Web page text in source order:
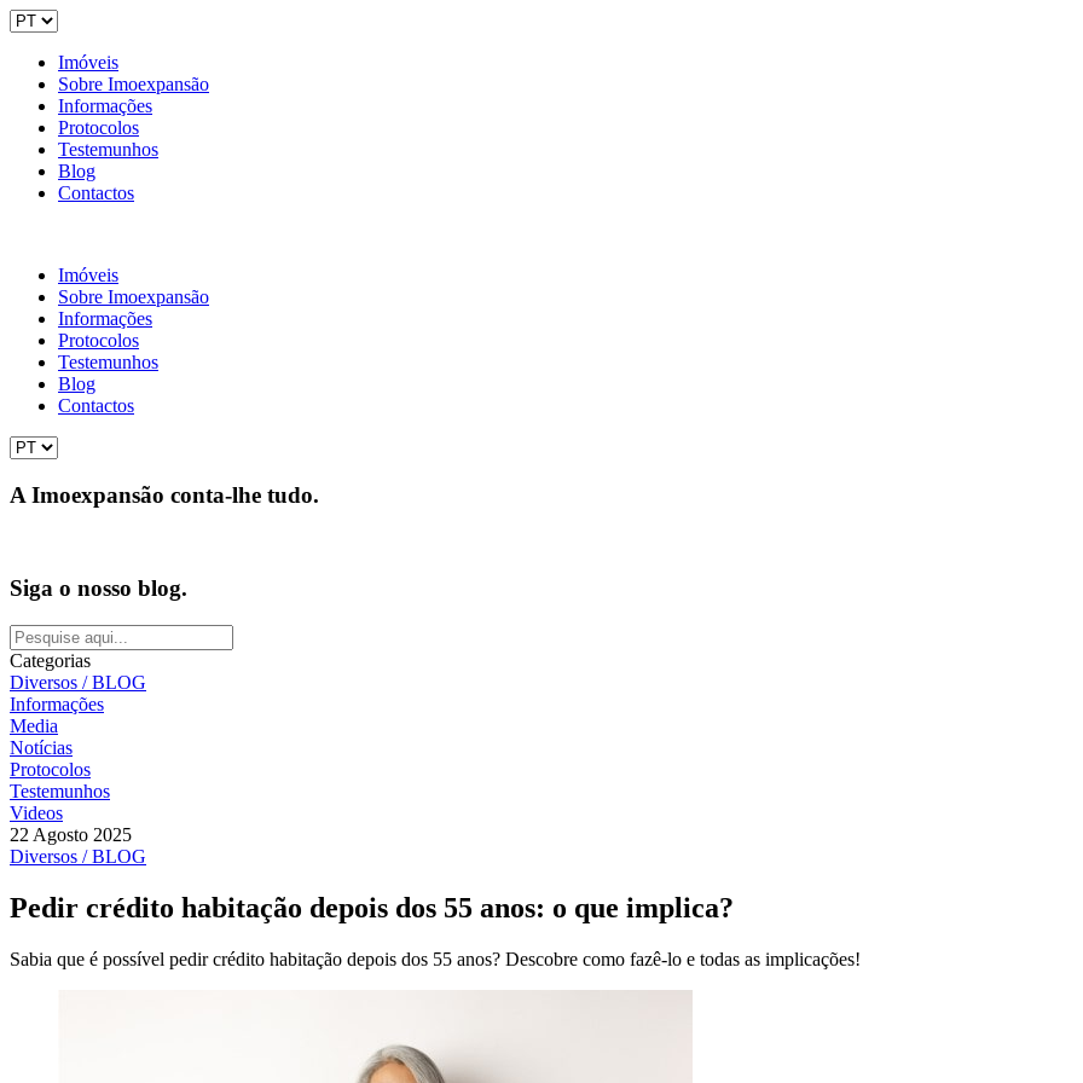
Imóveis
Sobre Imoexpansão
Informações
Protocolos
Testemunhos
Blog
Contactos
Imóveis
Sobre Imoexpansão
Informações
Protocolos
Testemunhos
Blog
Contactos
A Imoexpansão conta-lhe tudo.
Siga o nosso blog.
Categorias
Diversos / BLOG
Informações
Media
Notícias
Protocolos
Testemunhos
Videos
22 Agosto 2025
Diversos / BLOG
Pedir crédito habitação depois dos 55 anos: o que implica?
Sabia que é possível pedir crédito habitação depois dos 55 anos? Descobre como fazê-lo e todas as implicações!